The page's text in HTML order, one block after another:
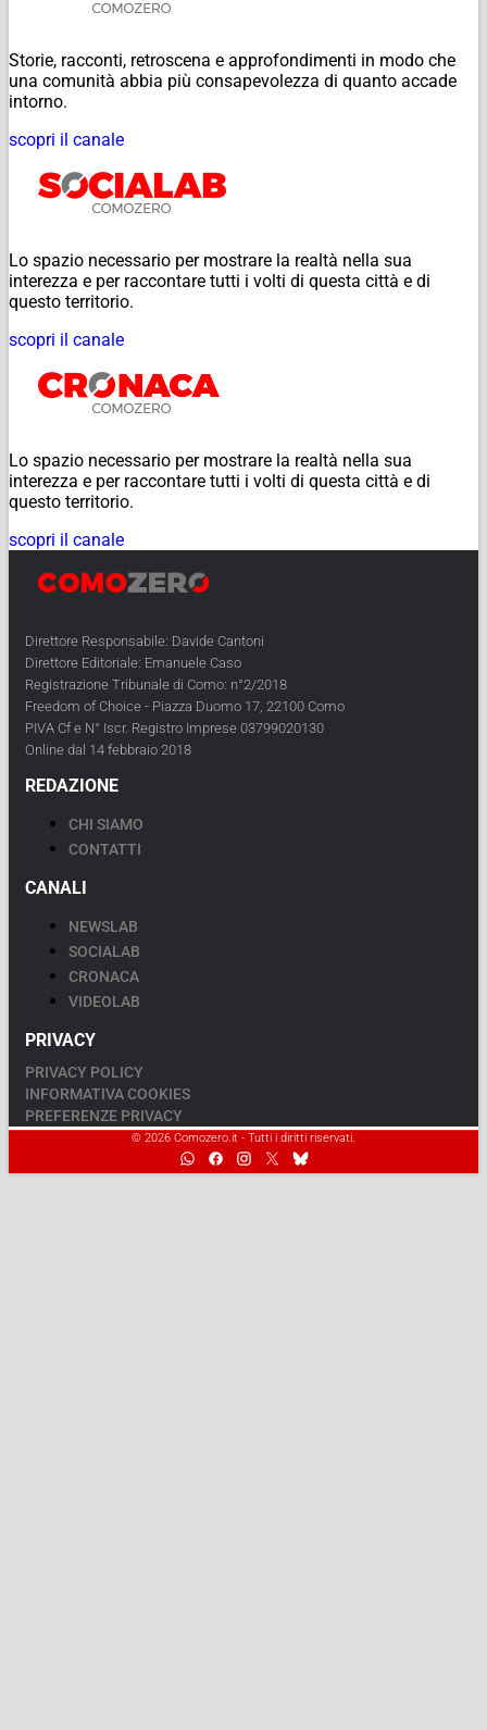
Storie, racconti, retroscena e approfondimenti in modo che
una comunità abbia più consapevolezza di quanto accade
intorno.
scopri il canale
Lo spazio necessario per mostrare la realtà nella sua
interezza e per raccontare tutti i volti di questa città e di
questo territorio.
scopri il canale
Lo spazio necessario per mostrare la realtà nella sua
interezza e per raccontare tutti i volti di questa città e di
questo territorio.
scopri il canale
Direttore Responsabile: Davide Cantoni
Direttore Editoriale: Emanuele Caso
Registrazione Tribunale di Como: n°2/2018
Freedom of Choice - Piazza Duomo 17, 22100 Como
PIVA Cf e N° Iscr. Registro Imprese 03799020130
Online dal 14 febbraio 2018
REDAZIONE
CHI SIAMO
CONTATTI
CANALI
NEWSLAB
SOCIALAB
CRONACA
VIDEOLAB
PRIVACY
PRIVACY POLICY
INFORMATIVA COOKIES
PREFERENZE PRIVACY
© 2026 Comozero.it - Tutti i diritti riservati.